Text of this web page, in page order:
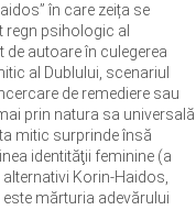
în care zeița se
psihologic al
autoare în culegerea
al Dublului, scenariul
de remediere sau
prin natura sa universală
mitic surprinde însă
identităţii feminine (a
Korin-Haidos,
mărturia adevărului